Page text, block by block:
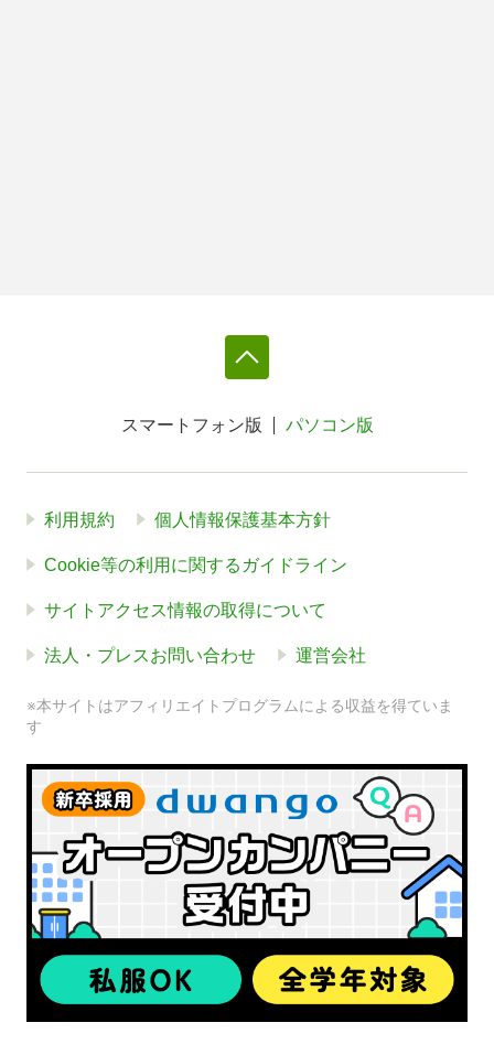
スマートフォン版 パソコン版
利用規約 個人情報保護基本方針
Cookie等の利用に関するガイドライン
サイトアクセス情報の取得について
法人・プレスお問い合わせ 運営会社
※本サイトはアフィリエイトプログラムによる収益を得ていま
す